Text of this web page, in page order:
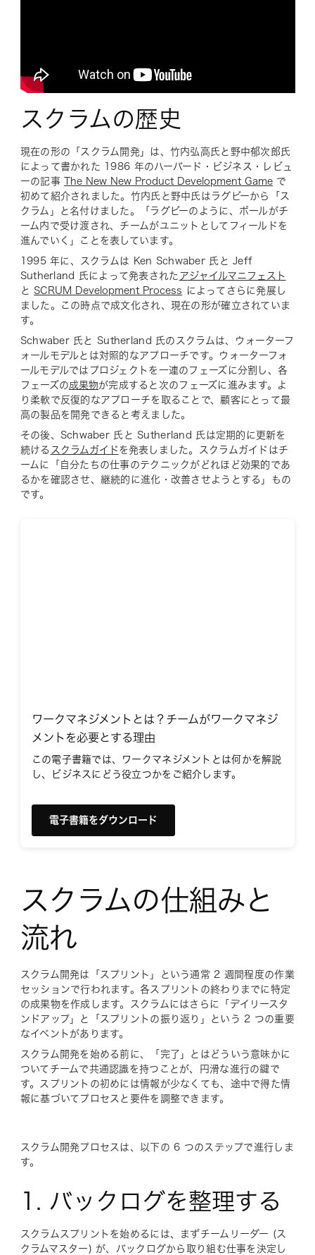
スクラムの歴史
現在の形の「スクラム開発」は、竹内弘高氏と野中郁次郎氏
によって書かれた 1986 年のハーバード・ビジネス・レビュ
ーの記事The New New Product Development Game で
初めて紹介されました。竹内氏と野中氏はラグビーから「ス
クラム」と名付けました。「ラグビーのように、ボールがチ
ーム内で受け渡され、チームがユニットとしてフィールドを
進んでいく」ことを表しています。
1995 年に、スクラムは Ken Schwaber 氏と Jeff
Sutherland 氏によって発表された アジャイルマニフェスト
と SCRUM Development Process によってさらに発展し
ました。この時点で成文化され、現在の形が確立されていま
す。
Schwaber 氏と Sutherland 氏のスクラムは、ウォーターフ
ォールモデルとは対照的なアプローチです。ウォーターフォ
ールモデルではプロジェクトを一連のフェーズに分割し、各
フェーズの成果物が完成すると次のフェーズに進みます。よ
り柔軟で反復的なアプローチを取ることで、顧客にとって最
高の製品を開発できると考えました。
その後、Schwaber 氏と Sutherland 氏は定期的に更新を
続ける スクラムガイド を発表しました。スクラムガイドはチ
ームに「自分たちの仕事のテクニックがどれほど効果的であ
るかを確認させ、継続的に進化・改善させようとする」もの
です。
ワークマネジメントとは？チームがワークマネジ
メントを必要とする理由
この電子書籍では、ワークマネジメントとは何かを解説
し、ビジネスにどう役立つかをご紹介します。
電子書籍をダウンロード
スクラムの仕組みと
流れ
スクラム開発は「スプリント」という通常 2 週間程度の作業
セッションで行われます。各スプリントの終わりまでに特定
の成果物を作成します。スクラムにはさらに「デイリースタ
ンドアップ」と「スプリントの振り返り」という 2 つの重要
なイベントがあります。
スクラム開発を始める前に、「完了」とはどういう意味かに
ついてチームで共通認識を持つことが、円滑な進行の鍵で
す。スプリントの初めには情報が少なくても、途中で得た情
報に基づいてプロセスと要件を調整できます。
スクラム開発プロセスは、以下の 6 つのステップで進行しま
す。
1. バックログを整理する
スクラムスプリントを始めるには、まずチームリーダー (ス
クラムマスター) が、バックログから取り組む仕事を決定し